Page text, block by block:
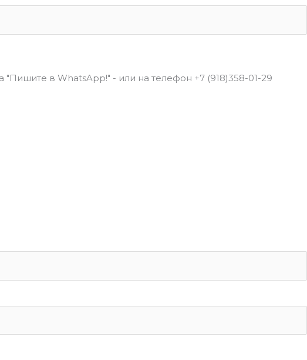
в WhatsApp!" - или на телефон +7 (918)358-01-29